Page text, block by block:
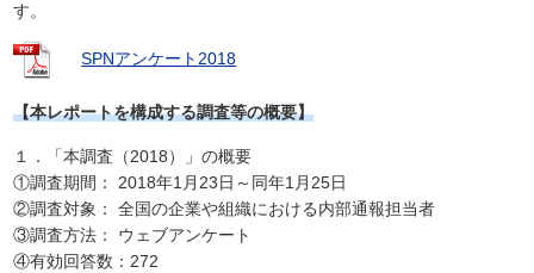
す。
SPNアンケート2018
【本レポートを構成する調査等の概要】
１．「本調査（2018）」の概要
①調査期間： 2018年1月23日～同年1月25日
②調査対象： 全国の企業や組織における内部通報担当者
③調査方法： ウェブアンケート
④有効回答数：272